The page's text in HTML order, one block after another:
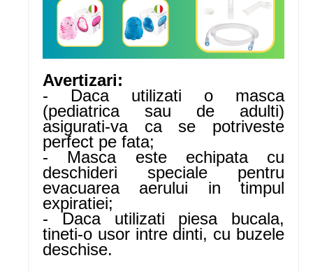
Avertizari:
- Daca utilizati o masca
(pediatrica sau de adulti)
asigurati-va ca se potriveste
perfect pe fata;
- Masca este echipata cu
deschideri speciale pentru
evacuarea aerului in timpul
expiratiei;
- Daca utilizati piesa bucala,
tineti-o usor intre dinti, cu buzele
deschise.